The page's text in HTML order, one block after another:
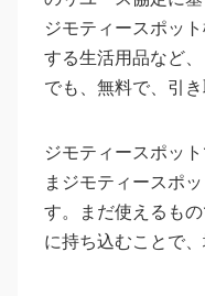
ジモティースポッ
する生活用品など
でも、無料で、引
ジモティースポッ
まジモティースポ
す。まだ使えるも
に持ち込むことで